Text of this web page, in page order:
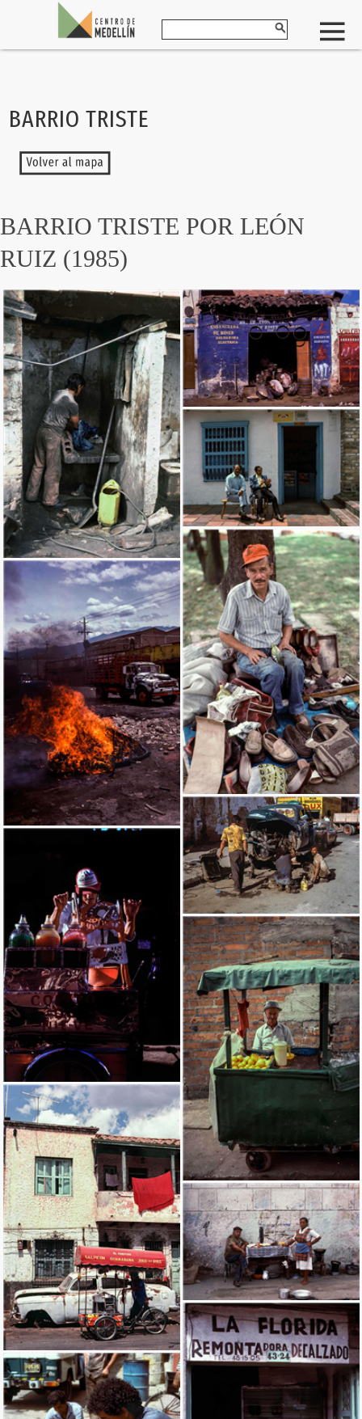
BARRIO TRISTE
BARRIO TRISTE POR LEÓN
RUIZ (1985)